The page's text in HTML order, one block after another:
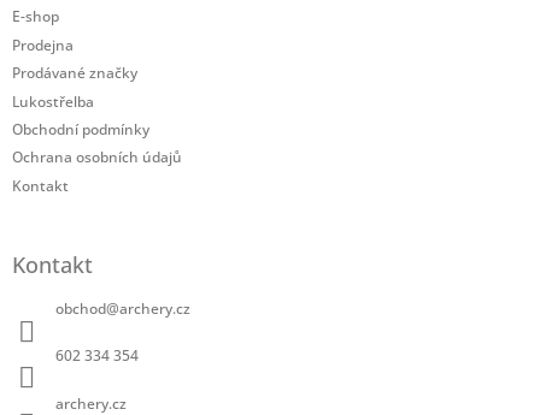
E-shop
Prodejna
Prodávané značky
Lukostřelba
Obchodní podmínky
Ochrana osobních údajů
Kontakt
Kontakt
obchod@archery.cz
602 334 354
archery.cz